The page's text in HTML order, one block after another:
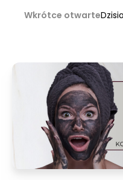
Wkrótce otwarte